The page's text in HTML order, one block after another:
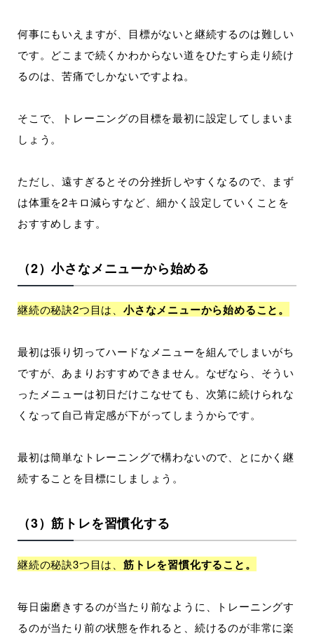
何事にもいえますが、目標がないと継続するのは難しい
です。どこまで続くかわからない道をひたすら走り続け
るのは、苦痛でしかないですよね。
そこで、トレーニングの目標を最初に設定してしまいま
しょう。
ただし、遠すぎるとその分挫折しやすくなるので、まず
は体重を2キロ減らすなど、細かく設定していくことを
おすすめします。
（2）小さなメニューから始める
継続の秘訣2つ目は、小さなメニューから始めること。
最初は張り切ってハードなメニューを組んでしまいがち
ですが、あまりおすすめできません。なぜなら、そうい
ったメニューは初日だけこなせても、次第に続けられな
くなって自己肯定感が下がってしまうからです。
最初は簡単なトレーニングで構わないので、とにかく継
続することを目標にしましょう。
（3）筋トレを習慣化する
継続の秘訣3つ目は、筋トレを習慣化すること。
毎日歯磨きするのが当たり前なように、トレーニングす
るのが当たり前の状態を作れると、続けるのが非常に楽